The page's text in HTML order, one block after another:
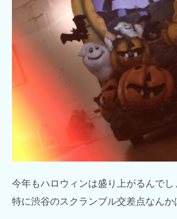
今年もハロウィンは盛り上がるんでし
特に渋谷のスクランブル交差点なんか